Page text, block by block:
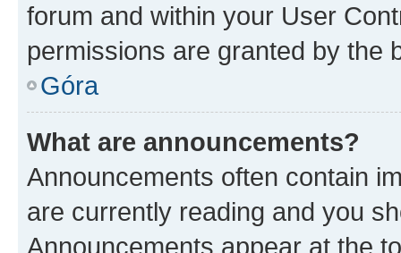
forum and within your User
permissions are granted by the
Góra
What are announcements?
Announcements often contain
are currently reading and you
Announcements appear at the